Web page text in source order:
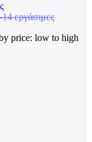
εργάσιμες
price: low to high